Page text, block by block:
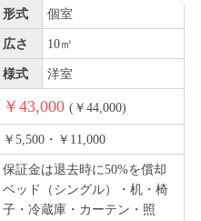
形式 個室
広さ 10㎡
様式 洋室
￥43,000 (￥44,000)
￥5,500・￥11,000
保証金は退去時に50%を償却
ベッド（シングル）・机・椅
子・冷蔵庫・カーテン・照